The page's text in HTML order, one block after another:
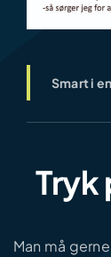
Smart i
Tryk
Man må